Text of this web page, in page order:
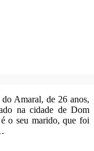
Amaral, de 26 anos,
na cidade de Dom
o seu marido, que foi